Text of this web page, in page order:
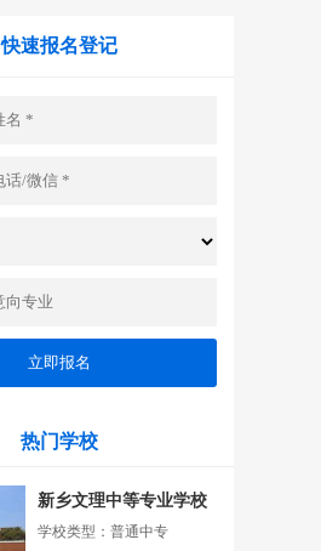
快速报名登记
热门学校
新乡文理中等专业学校
学校类型：普通中专